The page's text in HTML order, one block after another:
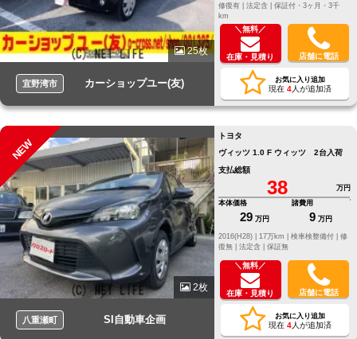
25枚
宜野湾市 カーショップユー(友)
修復有 | 法定含 | 保証付・3ヶ月・3千
km
＼無料／
在庫・見積り 店舗に電話
お気に入り追加
現在 4人が追加済
NEW
2枚
八重瀬町 SI自動車企画
トヨタ
ヴィッツ 1.0 F ウィッツ 2台入荷
支払総額
38
万円
本体価格
29 万円
諸費用
9 万円
修
復無 | 法定含 | 保証無
＼無料／
在庫・見積り 店舗に電話
お気に入り追加
現在 4人が追加済